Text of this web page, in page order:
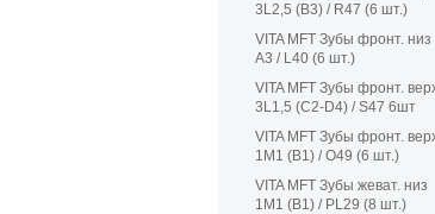
3L2,5 (B3) / R47 (6 шт.)
VITA MFT Зубы фронт. низ
A3 / L40 (6 шт.)
VITA MFT Зубы фронт.
3L1,5 (C2-D4) / S47 6шт
VITA MFT Зубы фронт.
1M1 (B1) / O49 (6 шт.)
VITA MFT Зубы жеват. низ
1M1 (B1) / PL29 (8 шт.)